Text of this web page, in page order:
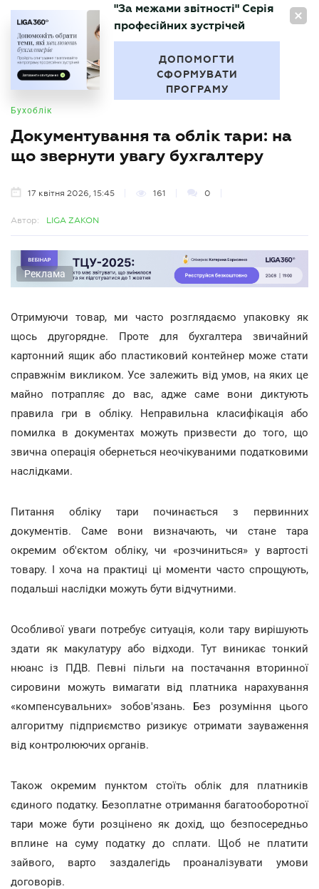
UA
БУХГАЛТЕР
"За межами звітності" Серія
професійних зустрічей
ДОПОМОГТИ
СФОРМУВАТИ
ПРОГРАМУ
Бухоблік
Документування та облік тари: на
що звернути увагу бухгалтеру
17 квітня 2026, 15:45 161 0
Автор: LIGA ZAKON
Реклама
Отримуючи товар, ми часто розглядаємо упаковку як
щось другорядне. Проте для бухгалтера звичайний
картонний ящик або пластиковий контейнер може стати
справжнім викликом. Усе залежить від умов, на яких це
майно потрапляє до вас, адже саме вони диктують
правила гри в обліку. Неправильна класифікація або
помилка в документах можуть призвести до того, що
звична операція обернеться неочікуваними податковими
наслідками.
Питання обліку тари починається з первинних
документів. Саме вони визначають, чи стане тара
окремим об'єктом обліку, чи «розчиниться» у вартості
товару. І хоча на практиці ці моменти часто спрощують,
подальші наслідки можуть бути відчутними.
Особливої уваги потребує ситуація, коли тару вирішують
здати як макулатуру або відходи. Тут виникає тонкий
нюанс із ПДВ. Певні пільги на постачання вторинної
сировини можуть вимагати від платника нарахування
«компенсувальних» зобов'язань. Без розуміння цього
алгоритму підприємство ризикує отримати зауваження
від контролюючих органів.
Також окремим пунктом стоїть облік для платників
єдиного податку. Безоплатне отримання багатооборотної
тари може бути розцінено як дохід, що безпосередньо
вплине на суму податку до сплати. Щоб не платити
зайвого, варто заздалегідь проаналізувати умови
договорів.